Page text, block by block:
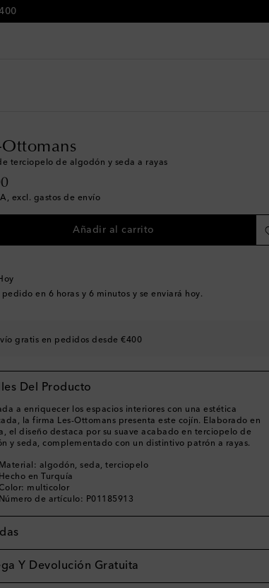
Ottomans
terciopelo de algodón y seda a rayas
price
excl. gastos de envío
Añadir al carrito
pedido en 6 horas y 6 minutos y se enviará hoy.
gratis en pedidos desde €400
Del Producto
a enriquecer los espacios interiores con una estética
la firma Les-Ottomans presenta este cojín. Elaborado en
el diseño destaca por su suave acabado en terciopelo de
y seda, complementado con un distintivo patrón a rayas.
Material: algodón, seda, terciopelo
Hecho en Turquía
multicolor
Número de artículo: P01185913
Y Devolución Gratuita